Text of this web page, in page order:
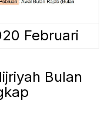
Februari
Bulan